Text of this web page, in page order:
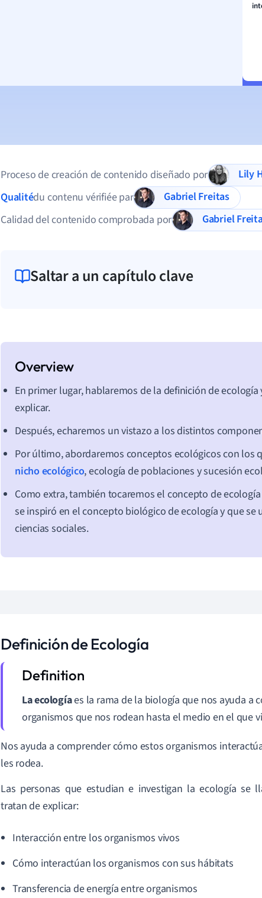
Proceso de creación de contenido diseñado por
Qualitédu contenu vérifiée par
Gabriel Freitas
Calidad del contenido comprobada por
Gabriel
Saltar a un capítulo clave
En primer lugar, hablaremos de la definición de
explicar.
Después, echaremos un vistazo a los distintos
Por último, abordaremos conceptos ecológicos con los
nicho ecológico, ecología de poblaciones y sucesión
Como extra, también tocaremos el concepto de
se inspiró en el concepto biológico de ecología y que
ciencias sociales.
Definición de Ecología
La ecologíaes la rama de la biología que nos ayuda a
organismos que nos rodean hasta el medio en el que
Nos ayuda a comprender cómo estos organismos
les rodea.
Las personas que estudian e investigan la ecología se
tratan de explicar:
Interacción entre los organismos vivos
Cómo interactúan los organismos con sus hábitats
Transferencia de energía entre organismos